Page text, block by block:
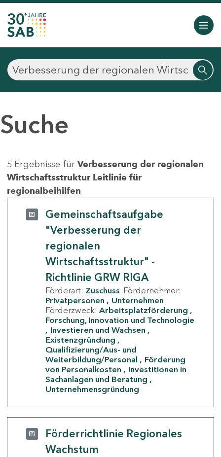
Suche
5 Ergebnisse für Verbesserung der regionalen
Wirtschaftsstruktur Leitlinie für
regionalbeihilfen
Gemeinschaftsaufgabe
"Verbesserung der
regionalen
Wirtschaftsstruktur" -
Richtlinie GRW RIGA
Förderart: Zuschuss Fördernehmer:
Privatpersonen
Unternehmen
Förderzweck: Arbeitsplatzförderung
Forschung, Innovation und Technologie
Investieren und Wachsen
Existenzgründung
Qualifizierung/Aus- und
Weiterbildung/Personal
Förderung
von Personalkosten
Investitionen in
Sachanlagen und Beratung
Unternehmensgründung
Förderrichtlinie Regionales
Wachstum